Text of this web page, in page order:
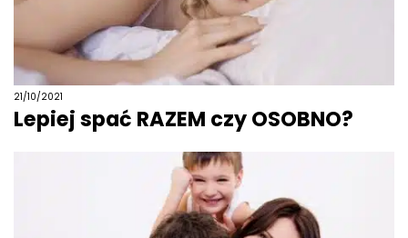
21/10/2021
Lepiej spać RAZEM czy OSOBNO?